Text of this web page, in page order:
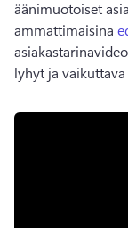
äänimuotoiset
ammattimaisina
lyhyt ja